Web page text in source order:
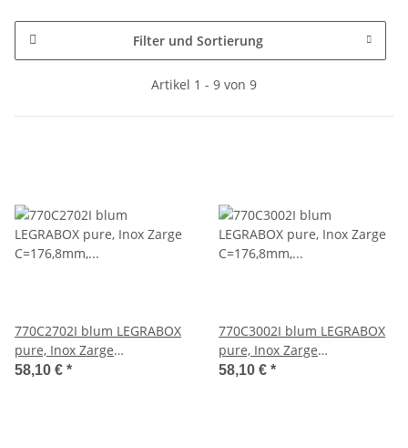
Filter und Sortierung
Artikel 1 - 9 von 9
770C2702I blum LEGRABOX
pure, Inox Zarge
C=176,8mm, NL=270 mm
58,10 € *
770C3002I blum LEGRABOX
pure, Inox Zarge
C=176,8mm, NL=300 mm
58,10 € *